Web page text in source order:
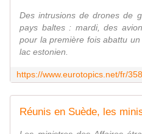
Des intrusions de drones de
pays baltes : mardi, des
pour la première fois abattu
lac estonien.